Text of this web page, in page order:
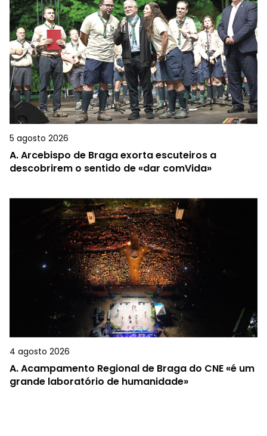
5 agosto 2026
A.Arcebispo de Braga exorta escuteiros a
descobrirem o sentido de «dar comVida»
4 agosto 2026
A.Acampamento Regional de Braga do CNE «é um
grande laboratório de humanidade»